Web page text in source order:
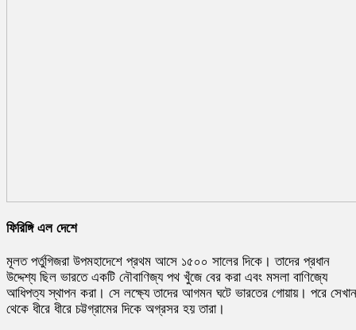
ফিরিঙ্গি এল দেশে
মূলত পর্তুগিজরা উপমহাদেশে প্রথম আসে ১৫০০ সালের দিকে। তাদের প্রধান
উদ্দেশ্য ছিল ভারতে একটি নৌবাণিজ্য পথ খুঁজে বের করা এবং মসলা বাণিজ্যে
আধিপত্য স্থাপন করা। সে লক্ষ্যে তাদের আগমন ঘটে ভারতের গোয়ায়। পরে সেখান
থেকে ধীরে ধীরে চট্টগ্রামের দিকে অগ্রসর হয় তারা।